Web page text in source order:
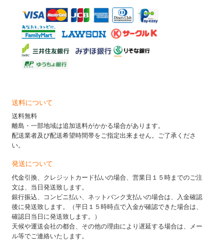
送料について
送料無料
離島・一部地域は追加送料がかかる場合があります。
配送業者及び配送希望時間帯をご指定出来ません。ご了承くださ
い。
発送について
代金引換、クレジットカード払いの場合、営業日１５時までのご注
文は、当日発送致します。
銀行振込、コンビニ払い、ネットバンク支払いの場合は、入金確認
後に発送致します。（平日１５時時点で入金が確認できた場合は、
確認日当日に発送致します。）
天候や運送会社の都合、その他の理由により遅延する場合は、メー
ル等でご連絡いたします。